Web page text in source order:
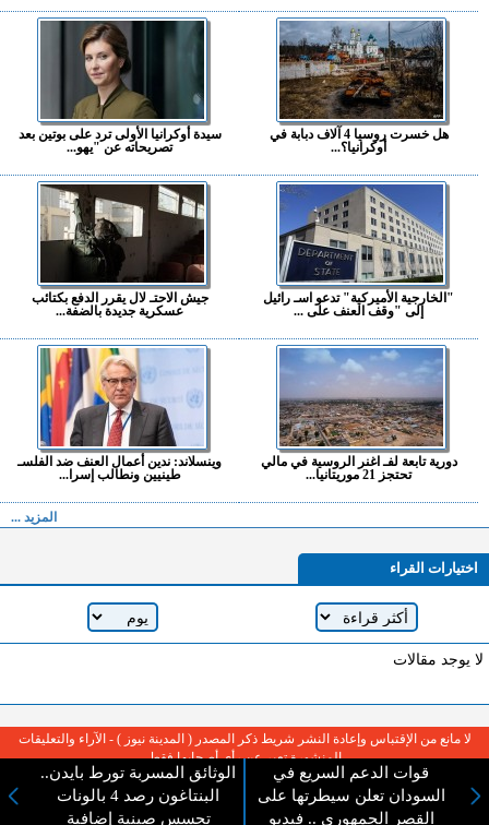
هل خسرت روسيا 4 آلاف دبابة في
أوكرانيا؟...
سيدة أوكرانيا الأولى ترد على بوتين بعد
تصريحاته عن "يهو...
"الخارجية الأميركية" تدعو اسـ رائيل
إلى "وقف العنف على ...
جيش الاحتـ لال يقرر الدفع بكتائب
عسكرية جديدة بالضفة...
دورية تابعة لفـ اغنر الروسية في مالي
تحتجز 21 موريتانيا...
وينسلاند: ندين أعمال العنف ضد الفلسـ
طينيين ونطالب إسرا...
المزيد ...
اختيارات القراء
لا يوجد مقالات
قوات الدعم السريع في
السودان تعلن سيطرتها على
القصر الجمهوري .. فيديو
الوثائق المسربة تورط بايدن..
البنتاغون رصد 4 بالونات
تجسس صينية إضافية
لا مانع من الإقتباس وإعادة النشر شريط ذكر المصدر ( المدينة نيوز ) - الآراء والتعليقات
المنشورة تعبر عن رأي أصحابها فقط